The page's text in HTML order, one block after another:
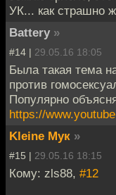
УК... как страшно
Battery »
#14 | 29.05.16 18:05
Была такая тема
против
Популярно
https://
Kleine Мук »
#15 | 29.05.16 18:15
Кому: zls88, #12